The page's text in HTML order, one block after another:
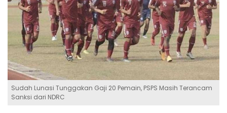
Sudah Lunasi Tunggakan Gaji 20 Pemain, PSPS Masih Terancam
Sanksi dari NDRC